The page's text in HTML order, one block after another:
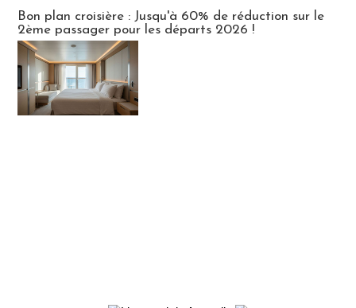
Bon plan croisière : Jusqu'à 60% de réduction sur le
2ème passager pour les départs 2026 !